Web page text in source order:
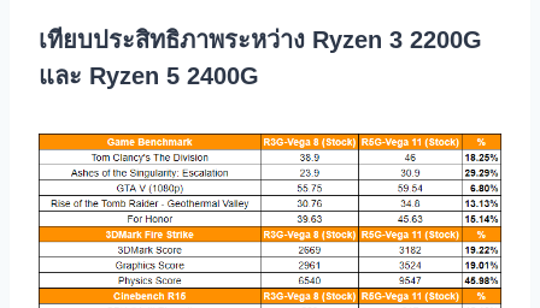
เทียบประสิทธิภาพระหว่าง Ryzen 3 2200G
และ Ryzen 5 2400G